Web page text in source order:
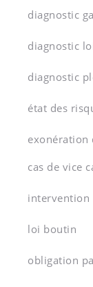
diagnostic
diagnostic
diagnostic
état des
exonération
cas de vice
intervention
loi boutin
obligation